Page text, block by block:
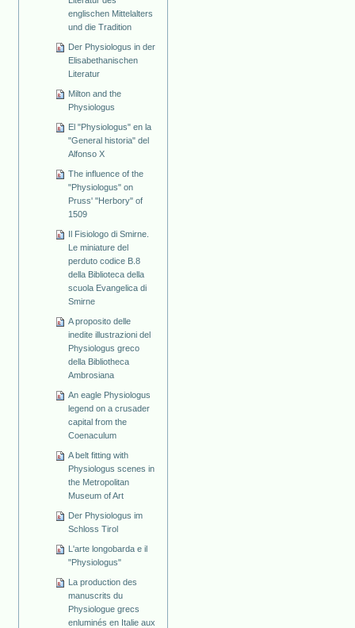
englischen Mittelalters
und die Tradition
Der Physiologus in der
Elisabethanischen
Literatur
Milton and the
Physiologus
El "Physiologus" en la
"General historia" del
Alfonso X
The influence of the
"Physiologus" on
Pruss' "Herbory" of
1509
Il Fisiologo di Smirne.
Le miniature del
perduto codice B.8
della Biblioteca della
scuola Evangelica di
Smirne
A proposito delle
inedite illustrazioni del
Physiologus greco
della Bibliotheca
Ambrosiana
An eagle Physiologus
legend on a crusader
capital from the
Coenaculum
A belt fitting with
Physiologus scenes in
the Metropolitan
Museum of Art
Der Physiologus im
Schloss Tirol
L'arte longobarda e il
"Physiologus"
La production des
manuscrits du
Physiologue grecs
enluminés en Italie aux